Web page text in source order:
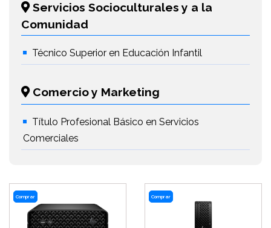
Servicios Socioculturales y a la
Comunidad
Técnico Superior en Educación Infantil
Comercio y Marketing
Título Profesional Básico en Servicios
Comerciales
Comprar Comprar